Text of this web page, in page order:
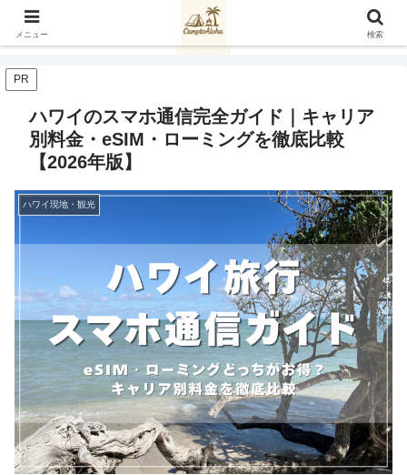
PR
ハワイのスマホ通信完全ガイド｜キャリア
別料金・eSIM・ローミングを徹底比較
【2026年版】
ハワイ現地・観光
メニュー 検索